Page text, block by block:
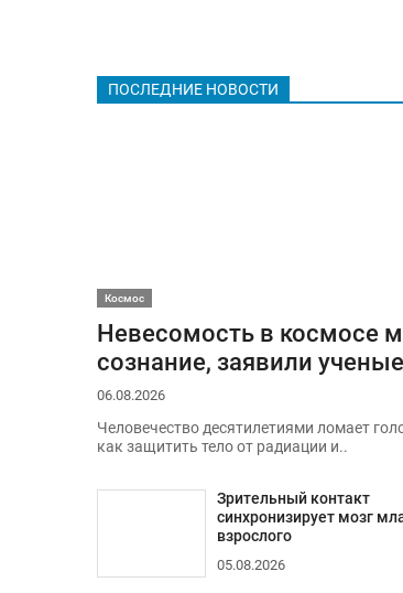
ПОСЛЕДНИЕ НОВОСТИ
Космос
Невесомость в космосе
сознание, заявили ученые
06.08.2026
Человечество десятилетиями ломает
как защитить тело от радиации и..
Зрительный контакт
синхронизирует мозг
взрослого
05.08.2026